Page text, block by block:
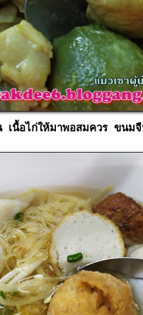
เนื้อไก่ให้มาพอสมควร ขนมจี